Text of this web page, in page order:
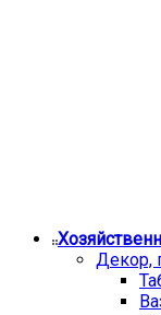
Декор,